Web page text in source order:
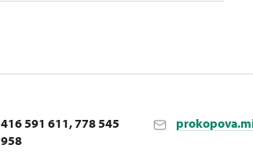
416 591 611, 778 545
958